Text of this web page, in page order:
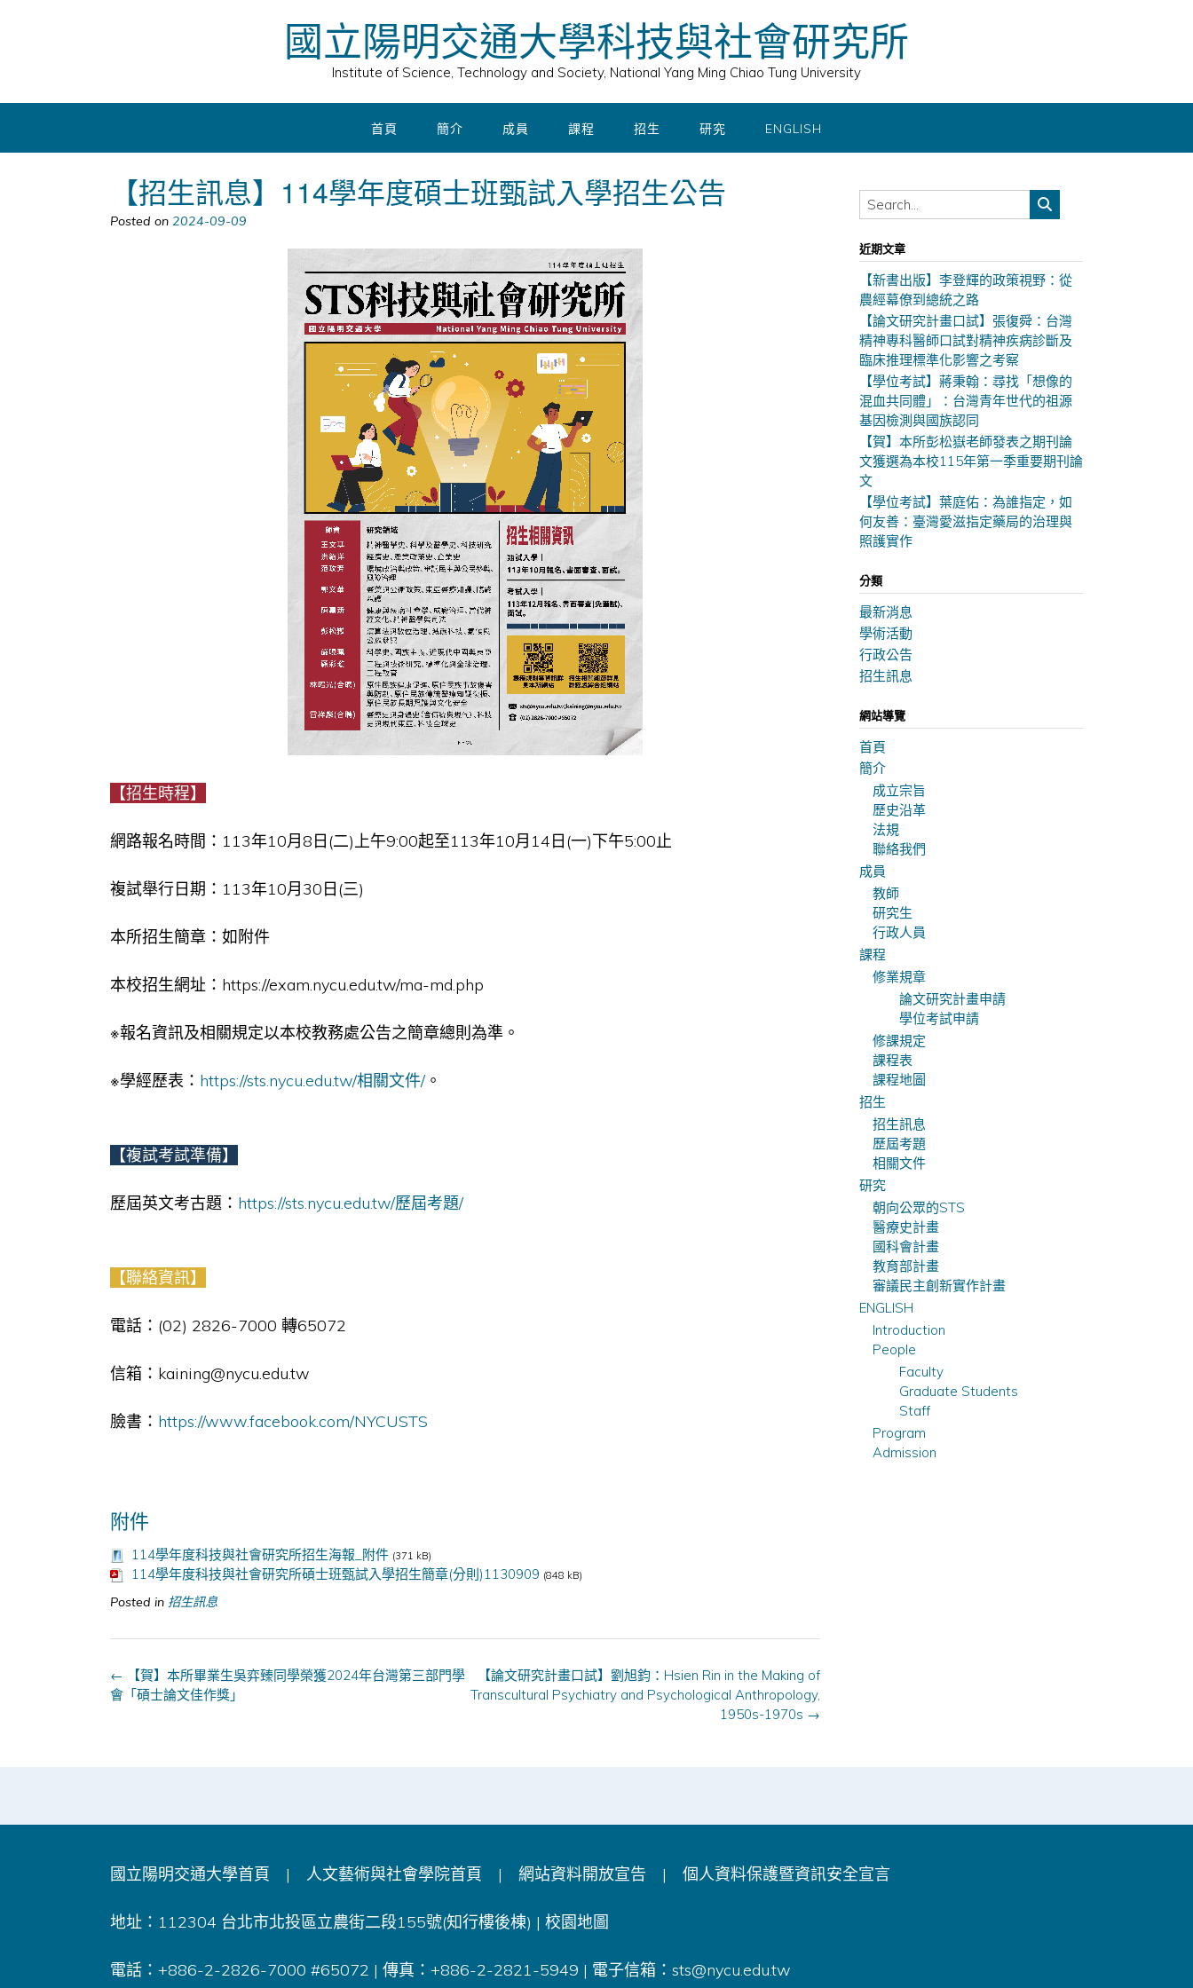
國立陽明交通大學科技與社會研究所
Institute of Science, Technology and Society, National Yang Ming Chiao Tung University
首頁 簡介 成員 課程 招生 研究 ENGLISH
【招生訊息】114學年度碩士班甄試入學招生公告
Posted on 2024-09-09
【招生時程】
網路報名時間：113年10月8日(二)上午9:00起至113年10月14日(一)下午5:00止
複試舉行日期：113年10月30日(三)
本所招生簡章：如附件
本校招生網址：https://exam.nycu.edu.tw/ma-md.php
※報名資訊及相關規定以本校教務處公告之簡章總則為準。
※學經歷表： https://sts.nycu.edu.tw/相關文件/。
【複試考試準備】
歷屆英文考古題： https://sts.nycu.edu.tw/歷屆考題/
【聯絡資訊】
電話：(02) 2826-7000 轉65072
信箱：kaining@nycu.edu.tw
臉書： https://www.facebook.com/NYCUSTS
附件
114學年度科技與社會研究所招生海報_附件 (371 kB)
114學年度科技與社會研究所碩士班甄試入學招生簡章(分則)1130909 (848 kB)
Posted in 招生訊息
Post
navigation
【論文研究計畫口試】劉旭鈞：Hsien Rin in the Making of
Transcultural Psychiatry and Psychological Anthropology,
1950s-1970s →
←
【賀】本所畢業生吳弈臻同學榮獲2024年台灣第三部門學
會「碩士論文佳作獎」
近期文章
【新書出版】李登輝的政策視野：從
農經幕僚到總統之路
【論文研究計畫口試】張復舜：台灣
精神專科醫師口試對精神疾病診斷及
臨床推理標準化影響之考察
【學位考試】蔣秉翰：尋找「想像的
混血共同體」：台灣青年世代的祖源
基因檢測與國族認同
【賀】本所彭松嶽老師發表之期刊論
文獲選為本校115年第一季重要期刊論
文
【學位考試】葉庭佑：為誰指定，如
何友善：臺灣愛滋指定藥局的治理與
照護實作
分類
最新消息
學術活動
行政公告
招生訊息
網站導覽
首頁
簡介
成立宗旨
歷史沿革
法規
聯絡我們
成員
教師
研究生
行政人員
課程
修業規章
論文研究計畫申請
學位考試申請
修課規定
課程表
課程地圖
招生
招生訊息
歷屆考題
相關文件
研究
朝向公眾的STS
醫療史計畫
國科會計畫
教育部計畫
審議民主創新實作計畫
ENGLISH
Introduction
People
Faculty
Graduate Students
Staff
Program
Admission
國立陽明交通大學首頁 | 人文藝術與社會學院首頁 | 網站資料開放宣告 | 個人資料保護暨資訊安全宣言
地址：112304 台北市北投區立農街二段155號(知行樓後棟) | 校園地圖
電話：+886-2-2826-7000 #65072 | 傳真：+886-2-2821-5949 | 電子信箱： sts@nycu.edu.tw